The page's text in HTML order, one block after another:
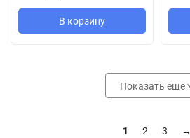
В корзину
Показать еще
1 2 3 →